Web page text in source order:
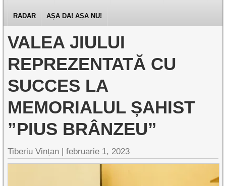
RADAR AȘA DA! AȘA NU!
VALEA JIULUI
REPREZENTATĂ CU
SUCCES LA
MEMORIALUL ȘAHIST
”PIUS BRÂNZEU”
Tiberiu Vințan |februarie 1, 2023